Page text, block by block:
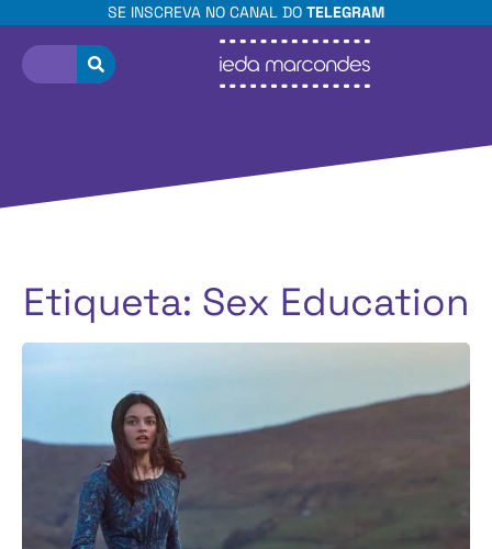
SE INSCREVA NO CANAL DO TELEGRAM
Etiqueta: Sex Education